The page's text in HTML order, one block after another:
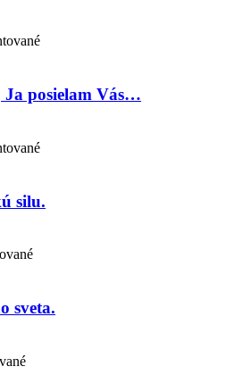
Ja posielam Vás…
silu.
sveta.